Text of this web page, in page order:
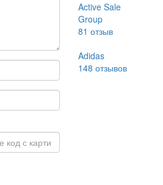
Active Sale
Group
81 отзыв
Adidas
148 отзывов